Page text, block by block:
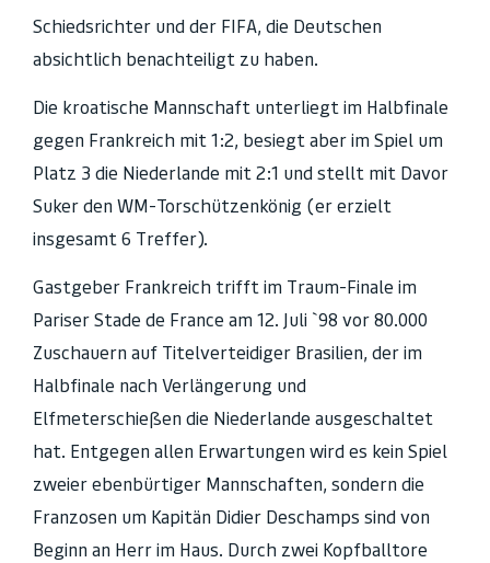
Schiedsrichter und der FIFA, die Deutschen
absichtlich benachteiligt zu haben.
Die kroatische Mannschaft unterliegt im Halbfinale
gegen Frankreich mit 1:2, besiegt aber im Spiel um
Platz 3 die Niederlande mit 2:1 und stellt mit Davor
Suker den WM-Torschützenkönig (er erzielt
insgesamt 6 Treffer).
Gastgeber Frankreich trifft im Traum-Finale im
Pariser Stade de France am 12. Juli `98 vor 80.000
Zuschauern auf Titelverteidiger Brasilien, der im
Halbfinale nach Verlängerung und
Elfmeterschießen die Niederlande ausgeschaltet
hat. Entgegen allen Erwartungen wird es kein Spiel
zweier ebenbürtiger Mannschaften, sondern die
Franzosen um Kapitän Didier Deschamps sind von
Beginn an Herr im Haus. Durch zwei Kopfballtore